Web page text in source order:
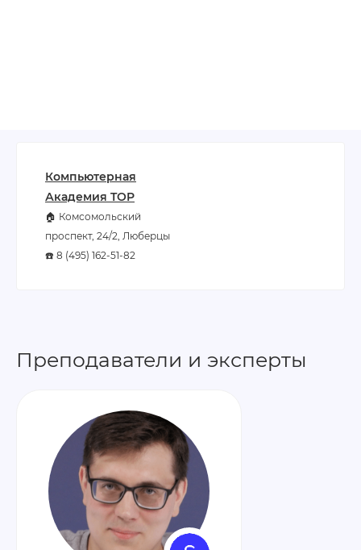
Компьютерная
Академия TOP
🏠 Комсомольский
проспект, 24/2, Люберцы
☎️ 8 (495) 162-51-82
Преподаватели и эксперты